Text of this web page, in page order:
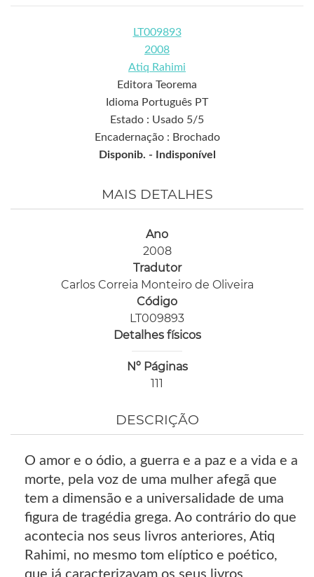
LT009893
2008
Atiq Rahimi
Editora Teorema
Idioma Português PT
Estado : Usado 5/5
Encadernação : Brochado
Disponib. -
Indisponível
MAIS DETALHES
Ano
2008
Tradutor
Carlos Correia Monteiro de Oliveira
Código
LT009893
Detalhes físicos
Nº Páginas
111
DESCRIÇÃO
O amor e o ódio, a guerra e a paz e a vida e a
morte, pela voz de uma mulher afegã que
tem a dimensão e a universalidade de uma
figura de tragédia grega. Ao contrário do que
acontecia nos seus livros anteriores, Atiq
Rahimi, no mesmo tom elíptico e poético,